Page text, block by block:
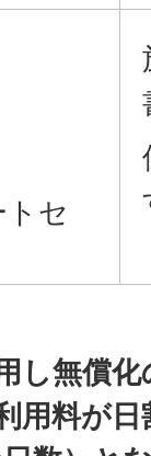
トセ
し無償
用料が